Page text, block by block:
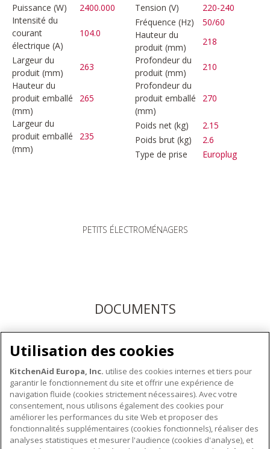
Puissance (W) 2400.000 Tension (V)
220-240
Intensité du
courant
électrique (A)
104.0
Fréquence (Hz)
50/60
Hauteur du
produit (mm)
218
Largeur du
produit (mm)
263
Profondeur du
produit (mm)
210
Hauteur du
produit emballé
(mm)
265
Profondeur du
produit emballé
(mm)
270
Largeur du
produit emballé
(mm)
235
Poids net (kg)
2.15
Poids brut (kg)
2.6
Type de prise
Europlug
PETITS ÉLECTROMÉNAGERS
DOCUMENTS
Téléchargez les modes d'emploi ici ou enregistrez votre
produit pour bénéficier du service après-vente KitchenAid
À PROPOS DE KITCHENAID
Utilisation des cookies
KitchenAid Europa, Inc. utilise des cookies internes et tiers pour
garantir le fonctionnement du site et offrir une expérience de
navigation fluide (cookies strictement nécessaires). Avec votre
consentement, nous utilisons également des cookies pour
améliorer les performances du site Web et proposer des
fonctionnalités supplémentaires (cookies fonctionnels), réaliser des
analyses statistiques et mesurer l'audience (cookies d'analyse), et